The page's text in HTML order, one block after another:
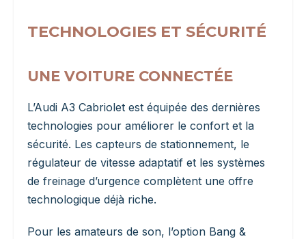
TECHNOLOGIES ET SÉCURITÉ
UNE VOITURE CONNECTÉE
L’Audi A3 Cabriolet est équipée des dernières
technologies pour améliorer le confort et la
sécurité. Les capteurs de stationnement, le
régulateur de vitesse adaptatif et les systèmes
de freinage d’urgence complètent une offre
technologique déjà riche.
Pour les amateurs de son, l’option Bang &